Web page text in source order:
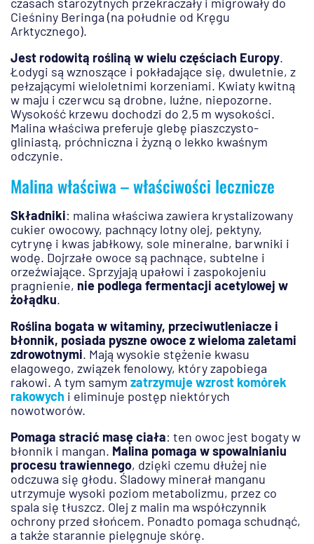
czasach starożytnych przekraczały i migrowały do
Cieśniny Beringa (na południe od Kręgu
Arktycznego).
Jest rodowitą rośliną w wielu częściach Europy.
Łodygi są wznoszące i pokładające się, dwuletnie, z
pełzającymi wieloletnimi korzeniami. Kwiaty kwitną
w maju i czerwcu są drobne, luźne, niepozorne.
Wysokość krzewu dochodzi do 2,5 m wysokości.
Malina właściwa preferuje glebę piaszczysto-
gliniastą, próchniczna i żyzną o lekko kwaśnym
odczynie.
Malina właściwa – właściwości lecznicze
Składniki: malina właściwa zawiera krystalizowany
cukier owocowy, pachnący lotny olej, pektyny,
cytrynę i kwas jabłkowy, sole mineralne, barwniki i
wodę. Dojrzałe owoce są pachnące, subtelne i
orzeźwiające. Sprzyjają upałowi i zaspokojeniu
pragnienie, nie podlega fermentacji acetylowej w
żołądku.
Roślina bogata w witaminy, przeciwutleniacze i
błonnik, posiada pyszne owoce z wieloma zaletami
zdrowotnymi. Mają wysokie stężenie kwasu
elagowego, związek fenolowy, który zapobiega
rakowi. A tym samym zatrzymuje wzrost komórek
rakowych i eliminuje postęp niektórych
nowotworów.
Pomaga stracić masę ciała: ten owoc jest bogaty w
błonnik i mangan. Malina pomaga w spowalnianiu
procesu trawiennego, dzięki czemu dłużej nie
odczuwa się głodu. Śladowy minerał manganu
utrzymuje wysoki poziom metabolizmu, przez co
spala się tłuszcz. Olej z malin ma współczynnik
ochrony przed słońcem. Ponadto pomaga schudnąć,
a także starannie pielęgnuje skórę.